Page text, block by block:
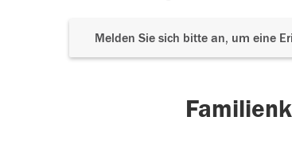
Melden Sie sich bitte an, um eine